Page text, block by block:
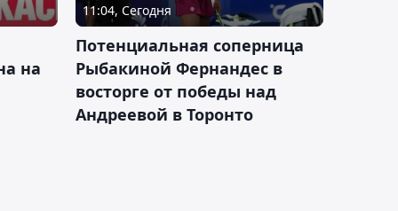
на
11:04, Сегодня
Потенциальная соперница
Рыбакиной Фернандес в
восторге от победы над
Андреевой в Торонто